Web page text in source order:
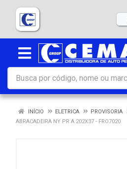
INÍCIO ELETRICA
PROVISORIA
ABRACADEIRA NY PR A 202X37 - FRO7020